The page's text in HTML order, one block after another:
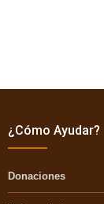
¿Cómo Ayudar?
Donaciones